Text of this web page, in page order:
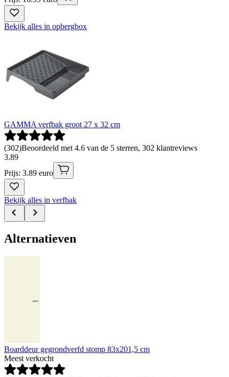
Bekijk alles in opbergbox
GAMMA verfbak groot 27 x 32 cm
(302)Beoordeeld met 4.6 van de 5 sterren, 302 klantreviews
3.89
Prijs: 3.89 euro
Bekijk alles in verfbak
Alternatieven
Boarddeur gegrondverfd stomp 83x201,5 cm
Meest verkocht